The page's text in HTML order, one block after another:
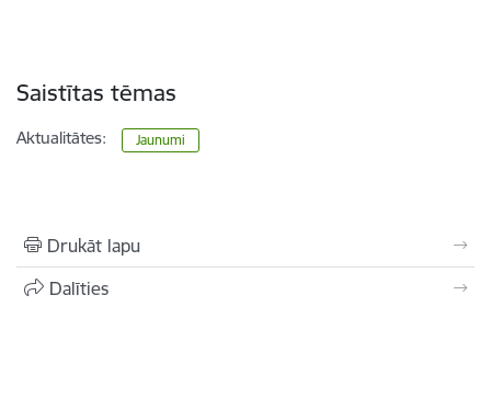
Saistītas tēmas
Aktualitātes: Jaunumi
Drukāt lapu
Dalīties